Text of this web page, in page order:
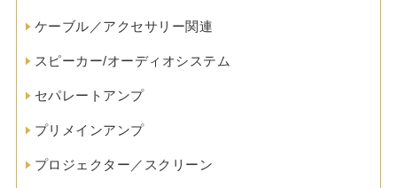
ケーブル／アクセサリー関連
スピーカー/オーディオシステム
セパレートアンプ
プリメインアンプ
プロジェクター／スクリーン